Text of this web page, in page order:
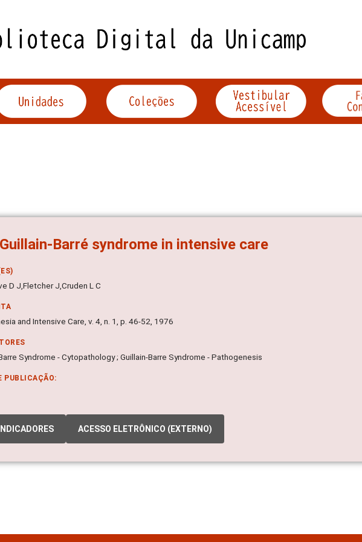
Barré syndrome in intensive care
D J,Fletcher J,Cruden L C
and Intensive Care, v. 4, n. 1, p. 46-52, 1976
Syndrome - Cytopathology ; Guillain-Barre Syndrome - Pathogenesis
PUBLICAÇÃO:
INDICADORES ACESSO ELETRÔNICO (EXTERNO)